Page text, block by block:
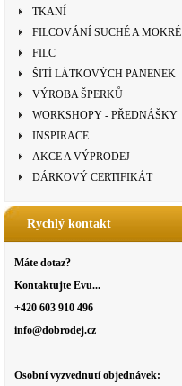
TKANÍ
FILCOVÁNÍ SUCHÉ A MOKRÉ
FILC
ŠITÍ LÁTKOVÝCH PANENEK
VÝROBA ŠPERKŮ
WORKSHOPY - PŘEDNÁŠKY
INSPIRACE
AKCE A VÝPRODEJ
DÁRKOVÝ CERTIFIKÁT
Rychlý kontakt
Máte dotaz?
Kontaktujte Evu...
+420 603 910 496
info@dobrodej.cz
Osobní vyzvednutí objednávek: